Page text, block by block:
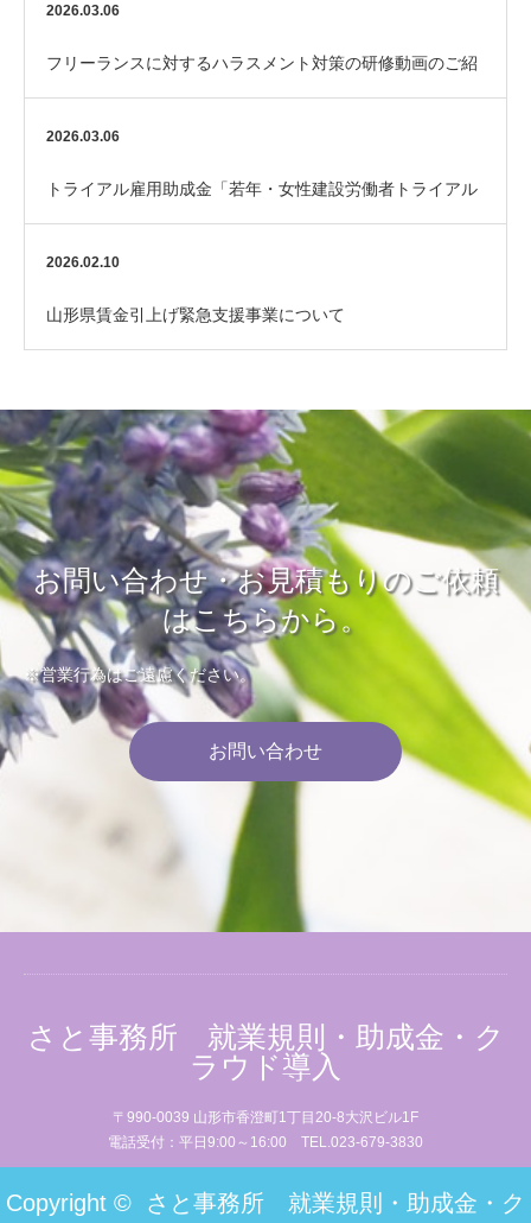
（厚生労働省）
2026.03.06
フリーランスに対するハラスメント対策の研修動画のご紹
介
2026.03.06
トライアル雇用助成金「若年・女性建設労働者トライアル
コース」のご案内
2026.02.10
山形県賃金引上げ緊急支援事業について
お問い合わせ・お見積もりのご依頼
はこちらから。
※営業行為はご遠慮ください。
お問い合わせ
さと事務所 就業規則・助成金・ク
ラウド導入
〒990-0039 山形市香澄町1丁目20-8大沢ビル1F
電話受付：平日9:00～16:00 TEL.023-679-3830
Copyright © さと事務所 就業規則・助成金・ク